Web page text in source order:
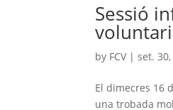
Sessió
by FCV |set.
El dimecres 16
una trobada